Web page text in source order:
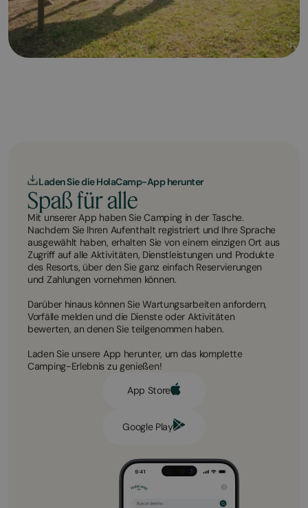
Laden Sie die HolaCamp-App herunter
Spaß für alle
Mit unserer App haben Sie Camping in der Tasche.
Nachdem Sie Ihren Aufenthalt registriert und Ihre Sprache
ausgewählt haben, erhalten Sie von einem einzigen Ort aus
Zugriff auf alle Aktivitäten, Dienstleistungen und Produkte
des Resorts, über den Sie ganz einfach Reservierungen
und Zahlungen vornehmen können.
Darüber hinaus können Sie Wartungsarbeiten anfordern,
Vorfälle melden und die Dienste oder Aktivitäten
bewerten, an denen Sie teilgenommen haben.
Laden Sie unsere App herunter, um das komplette
Camping-Erlebnis zu genießen!
App Store
Google Play